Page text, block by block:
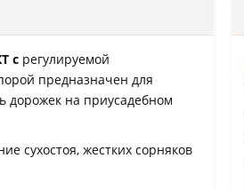
с регулируемой
предназначен для
дорожек на приусадебном
сухостоя, жестких сорняков